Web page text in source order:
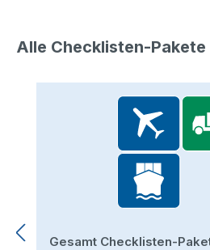
Alle Checklisten-Pakete
Gesamt Checklisten-